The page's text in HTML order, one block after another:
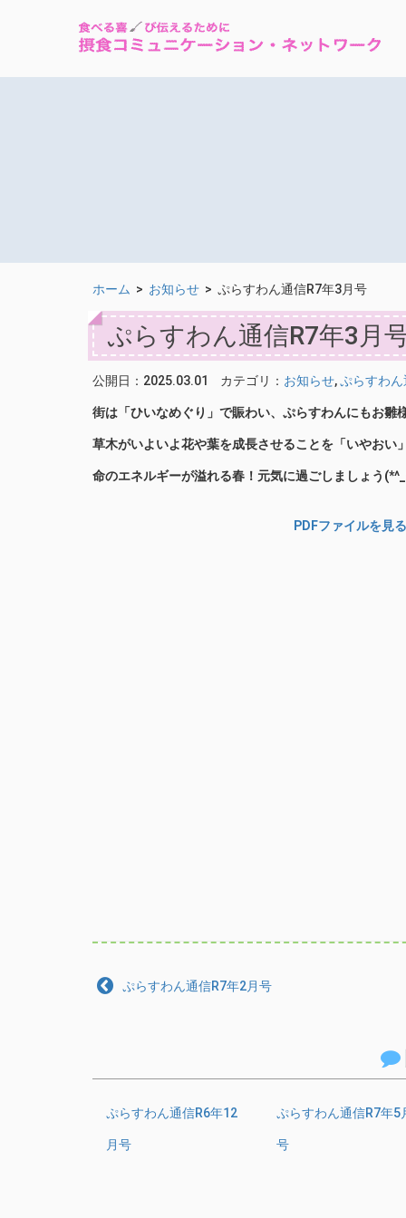
ホーム > お知らせ > ぷらすわん通信R7年3月号
ぷらすわん通信R7年3月
公開日：2025.03.01 カテゴリ： お知らせ,ぷらすわん
街は「ひいなめぐり」で賑わい、ぷらすわんにもお雛
草木がいよいよ花や葉を成長させることを「いやおい
命のエネルギーが溢れる春！元気に過ごしましょう
PDFファイルを見
ぷらすわん通信R7年2月号
ぷらすわん通信R6年12
月号
ぷらすわん通信R7年5
号